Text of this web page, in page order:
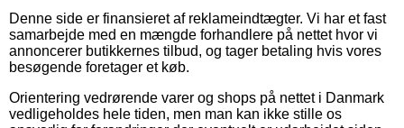
Denne side er finansieret af reklameindtægter. Vi har et fast
samarbejde med en mængde forhandlere på nettet hvor vi
annoncerer butikkernes tilbud, og tager betaling hvis vores
besøgende foretager et køb.
Orientering vedrørende varer og shops på nettet i Danmark
vedligeholdes hele tiden, men man kan ikke stille os